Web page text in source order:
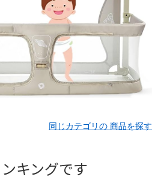
同じカテゴリの 商品を探す
キングです